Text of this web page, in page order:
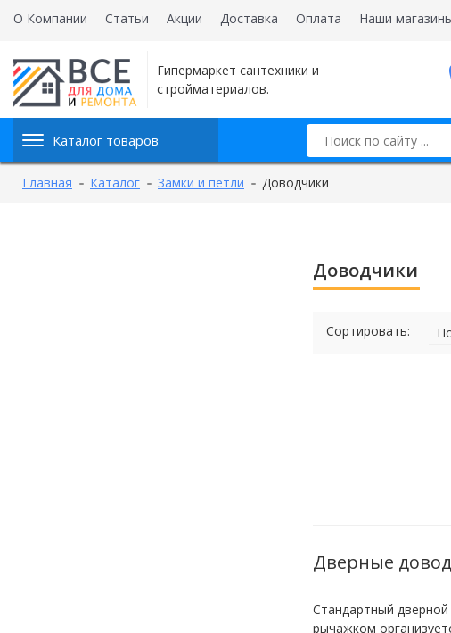
О Компании Статьи Акции Доставка Оплата Наши
Гипермаркет сантехники и
стройматериалов.
Каталог товаров
Главная Каталог Замки и петли Доводчики
Доводчики
Сортировать:
Дверные
Стандартный
рычажком